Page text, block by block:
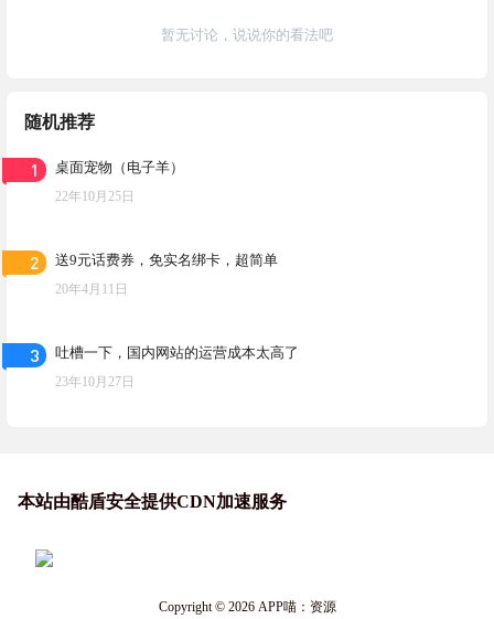
暂无讨论，说说你的看法吧
随机推荐
1 桌面宠物（电子羊）
22年10月25日
2 送9元话费券，免实名绑卡，超简单
20年4月11日
3 吐槽一下，国内网站的运营成本太高了
23年10月27日
本站由酷盾安全提供CDN加速服务
Copyright © 2026APP喵：资源